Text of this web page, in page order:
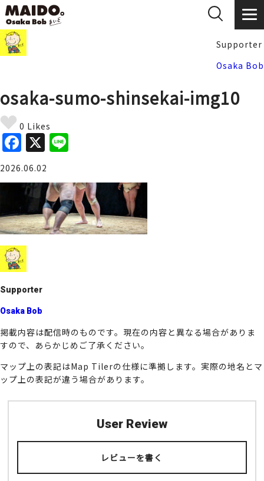
Supporter
Osaka Bob
osaka-sumo-shinsekai-img10
0 Likes
F
a
c
e
b
o
o
k
X
e
2026.06.02
Supporter
Osaka Bob
掲載内容は配信時のものです。現在の内容と異なる場合がありま
すので、あらかじめご了承ください。
マップ上の表記はMap Tilerの仕様に準拠します。実際の地名とマ
ップ上の表記が違う場合があります。
User Review
レビューを書く